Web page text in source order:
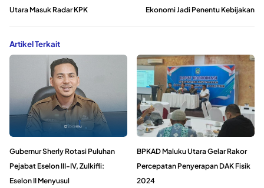
Utara Masuk Radar KPK
Ekonomi Jadi Penentu Kebijakan
Artikel Terkait
Gubernur Sherly Rotasi Puluhan
Pejabat Eselon III-IV, Zulkifli:
Eselon II Menyusul
BPKAD Maluku Utara Gelar Rakor
Percepatan Penyerapan DAK Fisik
2024